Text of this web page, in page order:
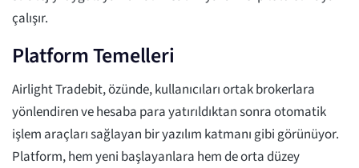
çalışır.
Platform Temelleri
Airlight Tradebit, özünde, kullanıcıları ortak brokerlara
yönlendiren ve hesaba para yatırıldıktan sonra otomatik
işlem araçları sağlayan bir yazılım katmanı gibi görünüyor.
Platform, hem yeni başlayanlara hem de orta düzey